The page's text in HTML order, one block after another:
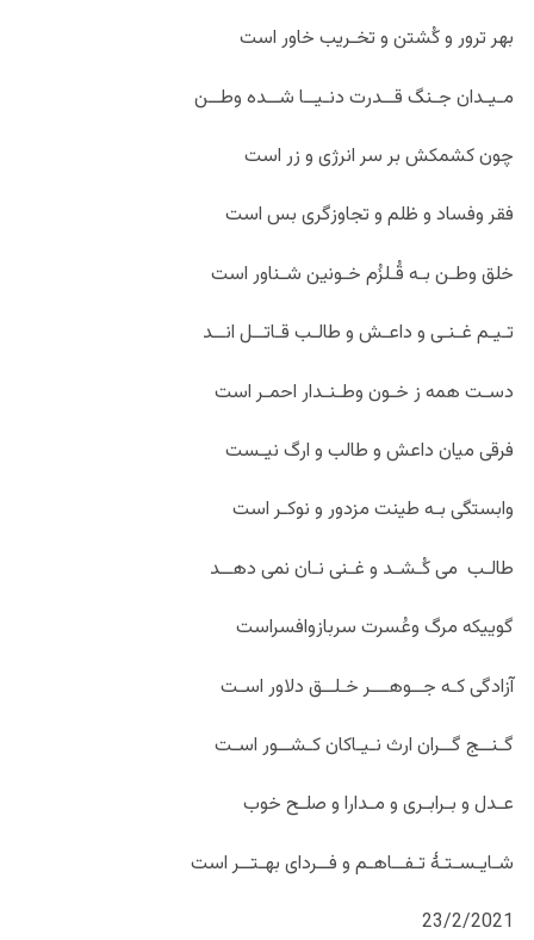
بهر ترور و کُشتن و تخـریب خاور است
مـیـدان جـنگ قــدرت دنـیــا شــده وطــن
چون کشمکش بر سر انرژی و زر است
فقر وفساد و ظلم و تجاوزگری بس است
خلق وطـن بـه قُـلزُم خـونین شـناور است
تـیـم غـنـی و داعـش و طالـب قـاتــل انــد
دسـت همه ز خـون وطـنـدار احمـر است
فرقی میان داعش و طالب و ارگ نیـست
وابستگی بـه طینت مزدور و نوکـر است
طالـب می کُـشـد و غـنی نـان نمی دهــد
گوییکه مرگ وعُسرت سربازوافسراست
آزادگی کـه جــوهـــر خـلــق دلاور اسـت
گـنــج گــران ارث نـیـاکان کـشــور اسـت
عـدل و بـرابـری و مـدارا و صلـح خوب
شـایـسـتـۀ تـفــاهـم و فــردای بهـتــر است
23/2/2021